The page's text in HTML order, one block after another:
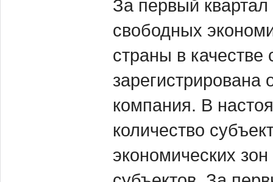
За первый квартал
свободных
страны в качестве
зарегистрирована
компания. В
количество
экономических